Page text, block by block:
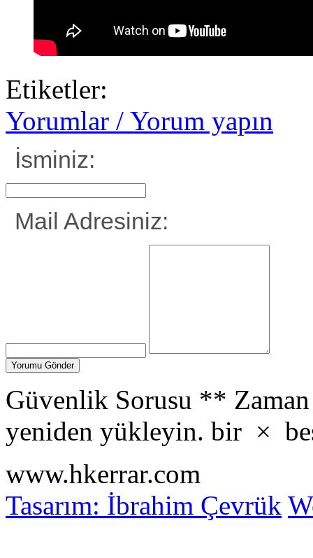
Etiketler:
Yorumlar / Yorum yapın
İsminiz:
Mail Adresiniz:
Güvenlik Sorusu **
yeniden yükleyin. bir ×
www.hkerrar.com
Tasarım: İbrahim Çevrük